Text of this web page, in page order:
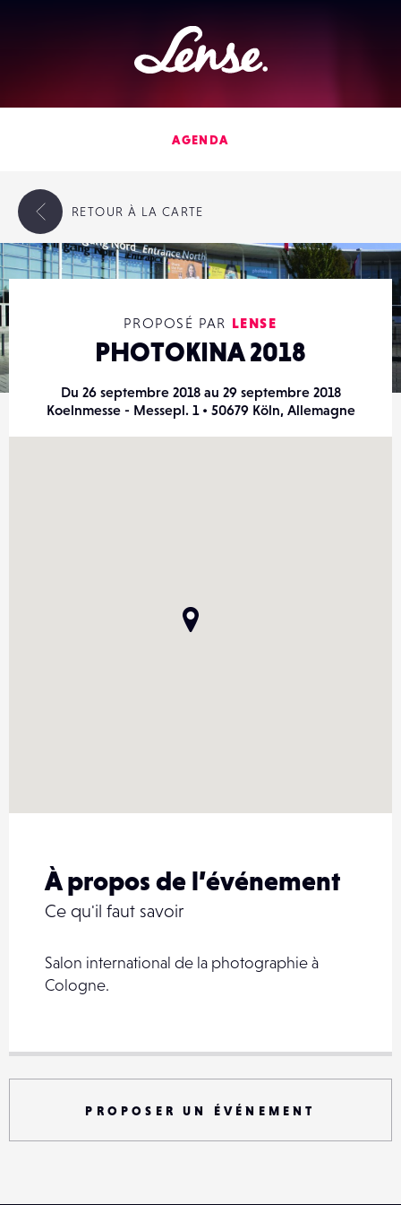
Lense
AGENDA
PROPOSÉ PAR LENSE
PHOTOKINA 2018
Du 26 septembre 2018 au 29 septembre 2018
Koelnmesse - Messepl. 1 • 50679 Köln, Allemagne
À propos de l’événement
Ce qu'il faut savoir
Salon international de la photographie à
Cologne.
PROPOSER UN ÉVÉNEMENT
RETOUR À LA CARTE